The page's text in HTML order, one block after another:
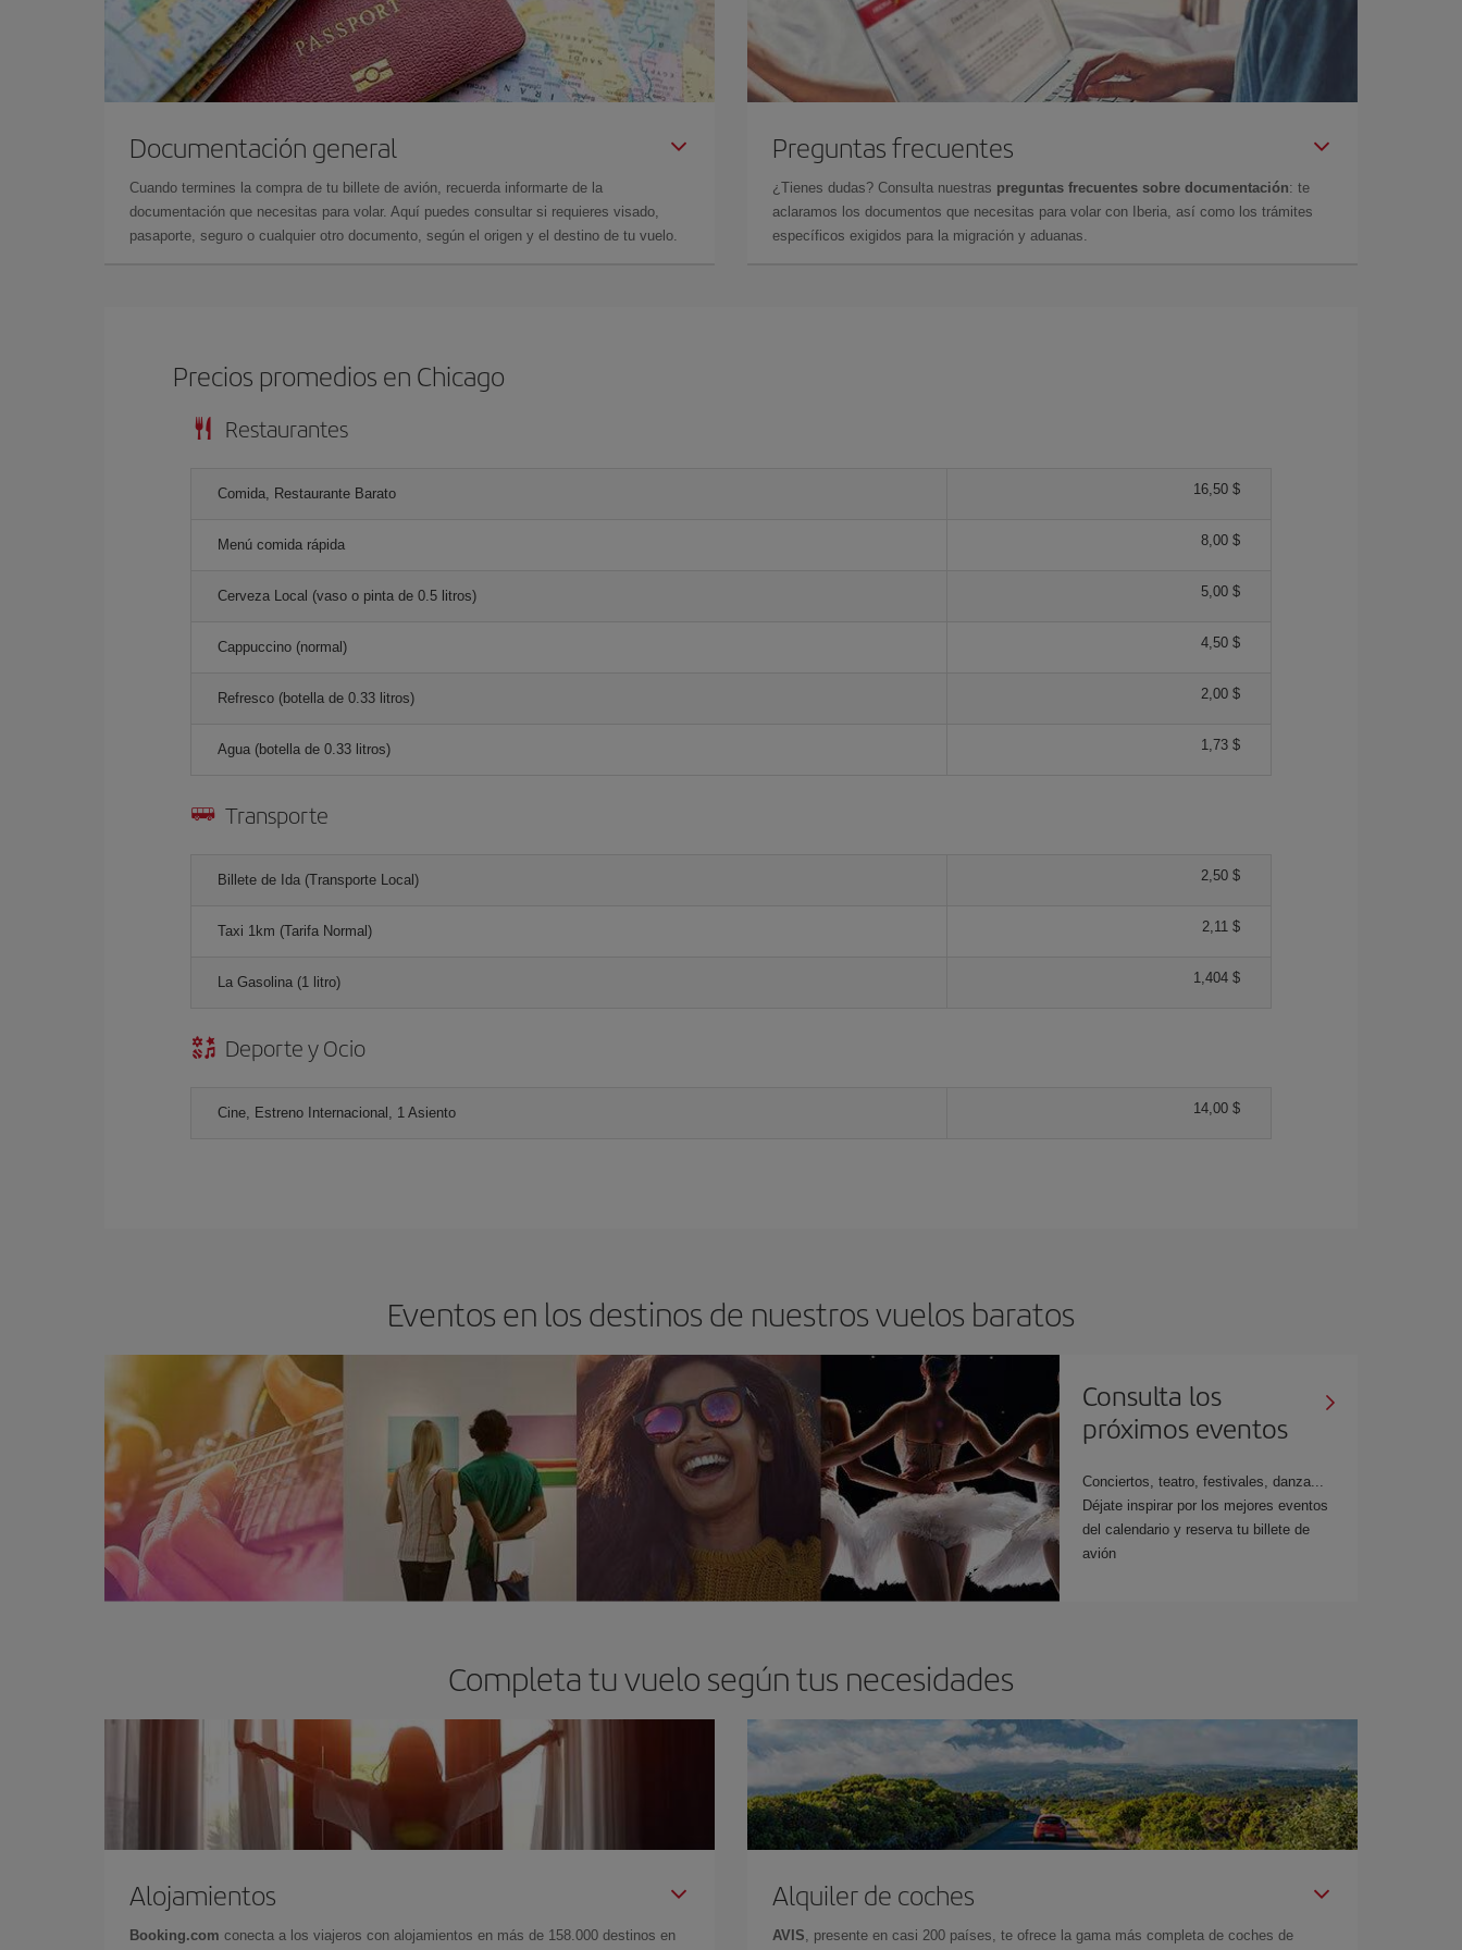
Documentación general
Cuando termines la compra de tu billete de avión, recuerda informarte de la
documentación que necesitas para volar. Aquí puedes consultar si requieres visado,
pasaporte, seguro o cualquier otro documento, según el origen y el destino de tu vuelo.
Preguntas frecuentes
¿Tienes dudas? Consulta nuestras preguntas frecuentes sobre documentación: te
aclaramos los documentos que necesitas para volar con Iberia, así como los trámites
específicos exigidos para la migración y aduanas.
Precios promedios en Chicago
Restaurantes
Comida, Restaurante Barato 16,50 $
Menú comida rápida 8,00 $
Cerveza Local (vaso o pinta de 0.5 litros) 5,00 $
Cappuccino (normal) 4,50 $
Refresco (botella de 0.33 litros) 2,00 $
Agua (botella de 0.33 litros) 1,73 $
Transporte
Billete de Ida (Transporte Local) 2,50 $
Taxi 1km (Tarifa Normal) 2,11 $
La Gasolina (1 litro) 1,404 $
Deporte y Ocio
Cine, Estreno Internacional, 1 Asiento 14,00 $
Eventos en los destinos de nuestros vuelos baratos
Consulta los
próximos eventos
Conciertos, teatro, festivales, danza...
Déjate inspirar por los mejores eventos
del calendario y reserva tu billete de
avión
Completa tu vuelo según tus necesidades
Alojamientos
Booking.com conecta a los viajeros con alojamientos en más de 158.000 destinos en
Alquiler de coches
AVIS , presente en casi 200 países, te ofrece la gama más completa de coches de